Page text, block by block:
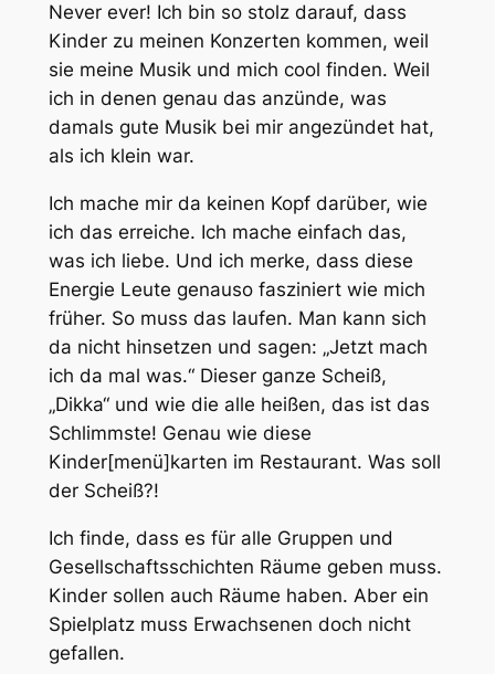
Never ever! Ich bin so stolz darauf, dass
Kinder zu meinen Konzerten kommen, weil
sie meine Musik und mich cool finden. Weil
ich in denen genau das anzünde, was
damals gute Musik bei mir angezündet hat,
als ich klein war.
Ich mache mir da keinen Kopf darüber, wie
ich das erreiche. Ich mache einfach das,
was ich liebe. Und ich merke, dass diese
Energie Leute genauso fasziniert wie mich
früher. So muss das laufen. Man kann sich
da nicht hinsetzen und sagen: „Jetzt mach
ich da mal was.“ Dieser ganze Scheiß,
„Dikka“ und wie die alle heißen, das ist das
Schlimmste! Genau wie diese
Kinder[menü]karten im Restaurant. Was soll
der Scheiß?!
Ich finde, dass es für alle Gruppen und
Gesellschaftsschichten Räume geben muss.
Kinder sollen auch Räume haben. Aber ein
Spielplatz muss Erwachsenen doch nicht
gefallen.